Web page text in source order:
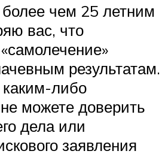
более чем 25 летним
вас, что
результатам.
либо
можете доверить
дела или
заявления